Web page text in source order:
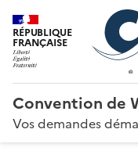
RÉPUBLIQUE
FRANÇAISE
Convention de
Vos demandes